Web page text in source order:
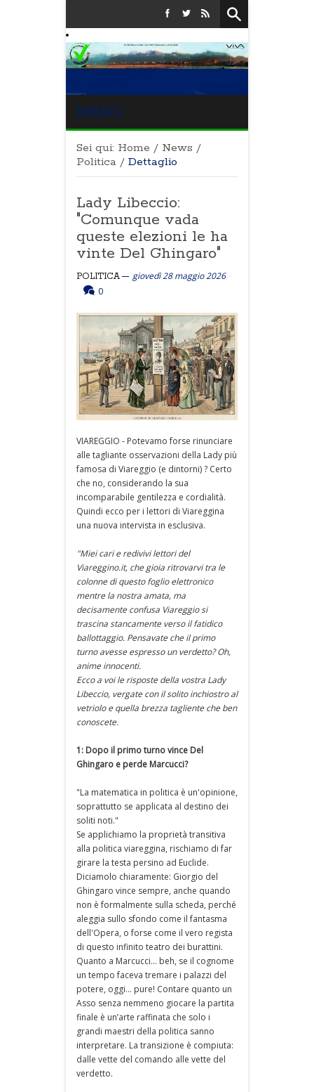
MENU
Sei qui: Home / News /
Politica / Dettaglio
Lady Libeccio:
"Comunque vada
queste elezioni le ha
vinte Del Ghingaro"
POLITICA
giovedì 28 maggio 2026
0
VIAREGGIO - Potevamo forse rinunciare
alle tagliante osservazioni della Lady più
famosa di Viareggio (e dintorni) ? Certo
che no, considerando la sua
incomparabile gentilezza e cordialità.
Quindi ecco per i lettori di Viareggina
una nuova intervista in esclusiva.
"Miei cari e redivivi lettori del
Viareggino.it, che gioia ritrovarvi tra le
colonne di questo foglio elettronico
mentre la nostra amata, ma
decisamente confusa Viareggio si
trascina stancamente verso il fatidico
ballottaggio. Pensavate che il primo
turno avesse espresso un verdetto? Oh,
anime innocenti.
Ecco a voi le risposte della vostra Lady
Libeccio, vergate con il solito inchiostro al
vetriolo e quella brezza tagliente che ben
conoscete.
1: Dopo il primo turno vince Del
Ghingaro e perde Marcucci?
"La matematica in politica è un'opinione,
soprattutto se applicata al destino dei
soliti noti."
Se applichiamo la proprietà transitiva
alla politica viareggina, rischiamo di far
girare la testa persino ad Euclide.
Diciamolo chiaramente: Giorgio del
Ghingaro vince sempre, anche quando
non è formalmente sulla scheda, perché
aleggia sullo sfondo come il fantasma
dell'Opera, o forse come il vero regista
di questo infinito teatro dei burattini.
Quanto a Marcucci... beh, se il cognome
un tempo faceva tremare i palazzi del
potere, oggi… pure! Contare quanto un
Asso senza nemmeno giocare la partita
finale è un’arte raffinata che solo i
grandi maestri della politica sanno
interpretare. La transizione è compiuta:
dalle vette del comando alle vette del
verdetto.